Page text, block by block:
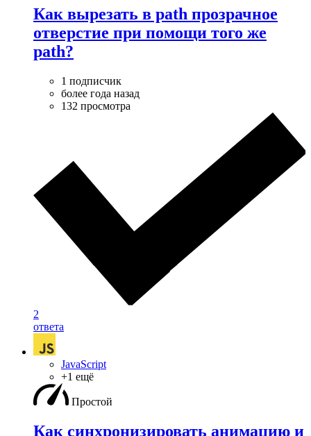
Как вырезать в path прозрачное
отверстие при помощи того же
path?
1 подписчик
более года назад
132 просмотра
2
ответа
JavaScript
+1 ещё
Простой
Как синхронизировать анимацию и